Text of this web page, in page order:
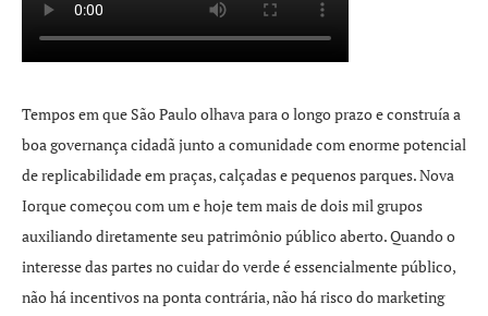
Tempos em que São Paulo olhava para o longo prazo e construía a
boa governança cidadã junto a comunidade com enorme potencial
de replicabilidade em praças, calçadas e pequenos parques. Nova
Iorque começou com um e hoje tem mais de dois mil grupos
auxiliando diretamente seu patrimônio público aberto. Quando o
interesse das partes no cuidar do verde é essencialmente público,
não há incentivos na ponta contrária, não há risco do marketing